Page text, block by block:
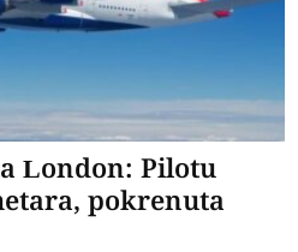
London: Pilotu
pokrenuta